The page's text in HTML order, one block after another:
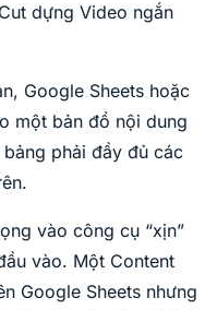
dựng Video ngắn
Google Sheets hoặc
một bản đồ nội dung
phải đầy đủ các
vào công cụ “xịn”
vào. Một Content
Google Sheets nhưng